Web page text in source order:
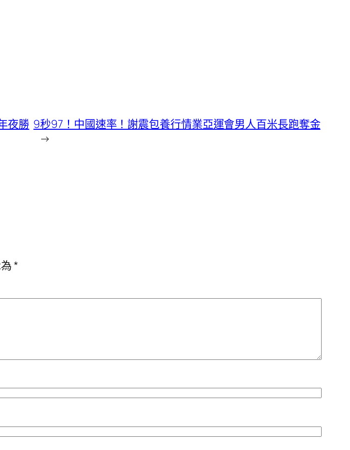
夜勝 9秒97！中國速率！謝震包養行情業亞運會男人百米長跑奪金
→
為*